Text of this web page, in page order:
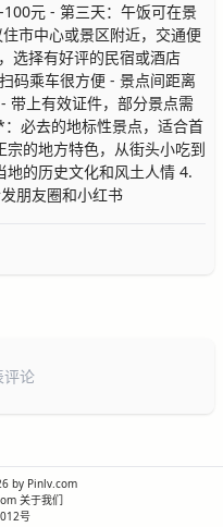
元 - 第三天：午饭可在景
市中心或景区附近，交通便
选择有好评的民宿或酒店
码乘车很方便 - 景点间距离
带上有效证件，部分景点需
必去的地标性景点，适合首
的地方特色，从街头小吃到
的历史文化和风土人情 4.
朋友圈和小红书
评论
by Pinlv.com
关于我们
号